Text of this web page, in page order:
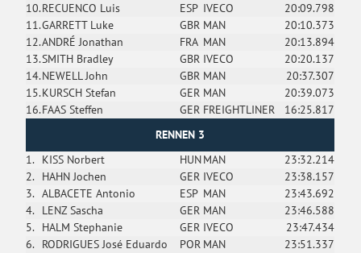
10.RECUENCO Luis ESP IVECO
20:09.798
11.GARRETT Luke GBR MAN
20:10.373
12.ANDRÉ Jonathan FRA MAN
20:13.894
13.SMITH Bradley GBR IVECO
20:20.137
14.NEWELL John GBR MAN
20:37.307
15.KURSCH Stefan GER MAN
20:39.073
16.FAAS Steffen GER FREIGHTLINER
16:25.817
RENNEN 3
1. KISS Norbert HUNMAN
23:32.214
2. HAHN Jochen GER IVECO
23:38.157
3. ALBACETE Antonio ESP MAN
23:43.692
4. LENZ Sascha GER MAN
23:46.588
5. HALM Stephanie GER IVECO
23:47.434
6. RODRIGUES José Eduardo POR MAN
23:51.337